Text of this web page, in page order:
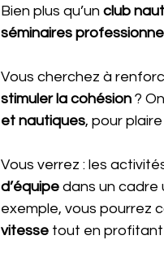
Bien plus qu’un club
séminaires
Vous cherchez à
stimuler la cohésion ?
et nautiques, pour
Vous verrez : les
d’équipe dans un cadre
exemple, vous pourrez
vitesse tout en profitant